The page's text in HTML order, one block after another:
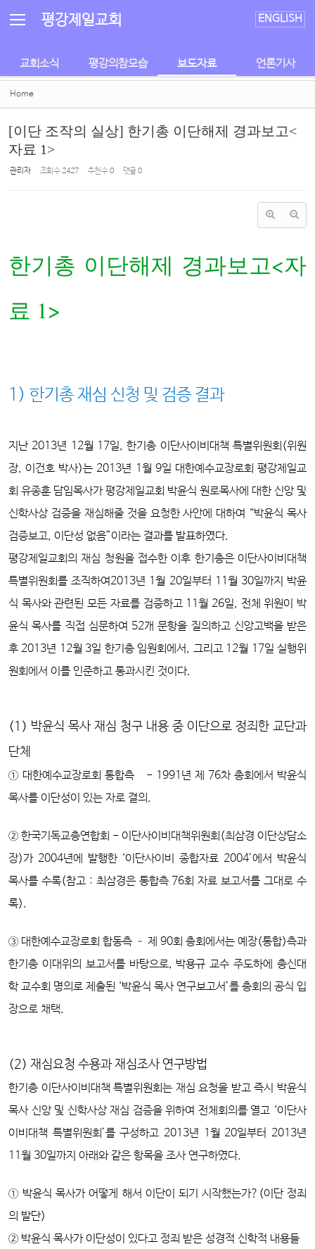
평강제일교회 ENGLISH
교회소식 평강의참모습 보도자료 언론기사
Home
[이단 조작의 실상] 한기총 이단해제 경과보고<
자료 1>
관리자 조회 수2427 추천 수0 댓글0
한기총 이단해제 경과보고<자
료 1>
1) 한기총 재심 신청 및 검증 결과
지난 2013년 12월 17일, 한기총 이단사이비대책 특별위원회(위원
장, 이건호 박사)는 2013년 1월 9일 대한예수교장로회 평강제일교
회 유종훈 담임목사가 평강제일교회 박윤식 원로목사에 대한 신앙 및
신학사상 검증을 재심해줄 것을 요청한 사안에 대하여 “박윤식 목사
검증보고, 이단성 없음”이라는 결과를 발표하였다.
평강제일교회의 재심 청원을 접수한 이후 한기총은 이단사이비대책
특별위원회를 조직하여2013년 1월 20일부터 11월 30일까지 박윤
식 목사와 관련된 모든 자료를 검증하고 11월 26일, 전체 위원이 박
윤식 목사를 직접 심문하여 52개 문항을 질의하고 신앙고백을 받은
후 2013년 12월 3일 한기총 임원회에서, 그리고 12월 17일 실행위
원회에서 이를 인준하고 통과시킨 것이다.
(1) 박윤식 목사 재심 청구 내용 중 이단으로 정죄한 교단과
단체
① 대한예수교장로회 통합측 - 1991년 제 76차 총회에서 박윤식
목사를 이단성이 있는 자로 결의.
② 한국기독교총연합회 - 이단사이비대책위원회(최삼경 이단상담소
장)가 2004년에 발행한 ‘이단사이비 종합자료 2004’에서 박윤식
목사를 수록(참고 : 최삼경은 통합측 76회 자료 보고서를 그대로 수
록).
③ 대한예수교장로회 합동측 – 제 90회 총회에서는 예장(통합)측과
한기총 이대위의 보고서를 바탕으로, 박용규 교수 주도하에 총신대
학 교수회 명의로 제출된 ‘박윤식 목사 연구보고서’를 총회의 공식 입
장으로 채택.
(2) 재심요청 수용과 재심조사 연구방법
한기총 이단사이비대책 특별위원회는 재심 요청을 받고 즉시 박윤식
목사 신앙 및 신학사상 재심 검증을 위하여 전체회의를 열고 ‘이단사
이비대책 특별위원회’를 구성하고 2013년 1월 20일부터 2013년
11월 30일까지 아래와 같은 항목을 조사 연구하였다.
① 박윤식 목사가 어떻게 해서 이단이 되기 시작했는가?(이단 정죄
의 발단)
② 박윤식 목사가 이단성이 있다고 정죄 받은 성경적 신학적 내용들